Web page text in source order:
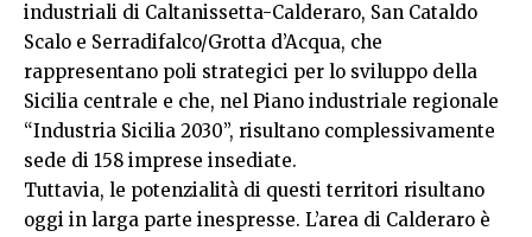
industriali di Caltanissetta-Calderaro, San Cataldo
Scalo e Serradifalco/Grotta d’Acqua, che
rappresentano poli strategici per lo sviluppo della
Sicilia centrale e che, nel Piano industriale regionale
“Industria Sicilia 2030”, risultano complessivamente
sede di 158 imprese insediate.
Tuttavia, le potenzialità di questi territori risultano
oggi in larga parte inespresse. L’area di Calderaro è